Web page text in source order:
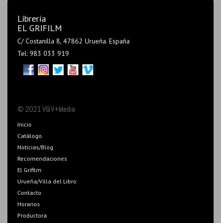
Librería
EL GRIFILM
C/ Costanilla 8, 47862 Urueña. España
Tel: 983 033 919
© 2021 V&V+Media
Inicio
Catálogo
Noticias/Blog
Recomendaciones
El Grifilm
Urueña/Villa del Libro
Contacto
Horarios
Productora